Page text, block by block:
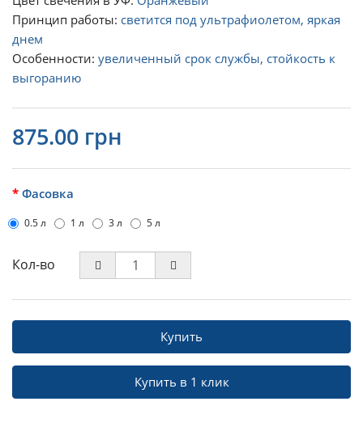
Принцип работы: светится под ультрафиолетом, яркая
днем
Особенности: увеличенный срок службы, стойкость к
выгоранию
875.00 грн
Фасовка
0.5 л 1 л 3 л 5 л
Кол-во
Купить
Купить в 1 клик